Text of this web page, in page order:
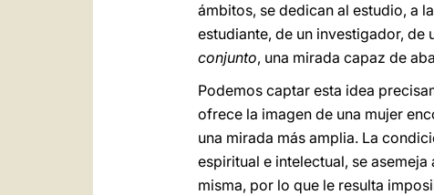
ámbitos, se dedican al estudio, a
estudiante, de un investigador, de
conjunto, una mirada capaz de
Podemos captar esta idea
ofrece la imagen de una mujer
una mirada más amplia. La
espiritual e intelectual, se
misma, por lo que le resulta